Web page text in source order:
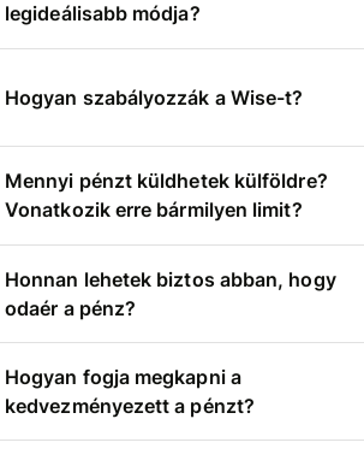
legideálisabb módja?
Hogyan szabályozzák a Wise-t?
Mennyi pénzt küldhetek külföldre?
Vonatkozik erre bármilyen limit?
Honnan lehetek biztos abban, hogy
odaér a pénz?
Hogyan fogja megkapni a
kedvezményezett a pénzt?